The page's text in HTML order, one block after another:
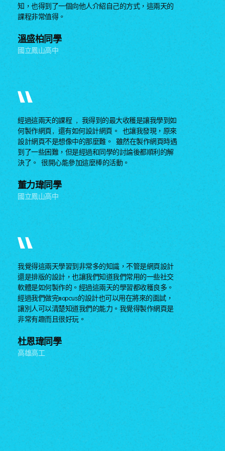
溫盛柏同學
國立鳳山高中
知，也得到了一個向他人介紹自己的方式，這兩天的
課程非常值得。
董力瑋同學
國立鳳山高中
經過這兩天的課程 , 我得到的最大收穫是讓我學到如
何製作網頁, 還有如何設計網頁。 也讓我發現，原來
設計網頁不是想像中的那麼難。 雖然在製作網頁時遇
到了一些困難，但是經過和同學的討論後都順利的解
決了。 很開心能參加這麼棒的活動。
杜恩瑋同學
高雄高工
我覺得這兩天學習到非常多的知識，不管是網頁設計
還是排版的設計，也讓我們知道我們常用的一些社交
軟體是如何製作的。經過這兩天的學習都收穫良多。
經過我們做完mopcus的設計也可以用在將來的面試，
讓別人可以清楚知道我們的能力。我覺得製作網頁是
非常有趣而且很好玩。